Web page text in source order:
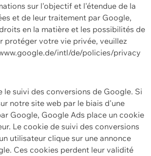
sur l'objectif et l'étendue de la
et de leur traitement par Google,
en la matière et les possibilités de
protéger votre vie privée, veuillez
intl/de/policies/privacy
le suivi des conversions de Google. Si
notre site web par le biais d'une
Google, Google Ads place un cookie
Le cookie de suivi des conversions
utilisateur clique sur une annonce
Ces cookies perdent leur validité